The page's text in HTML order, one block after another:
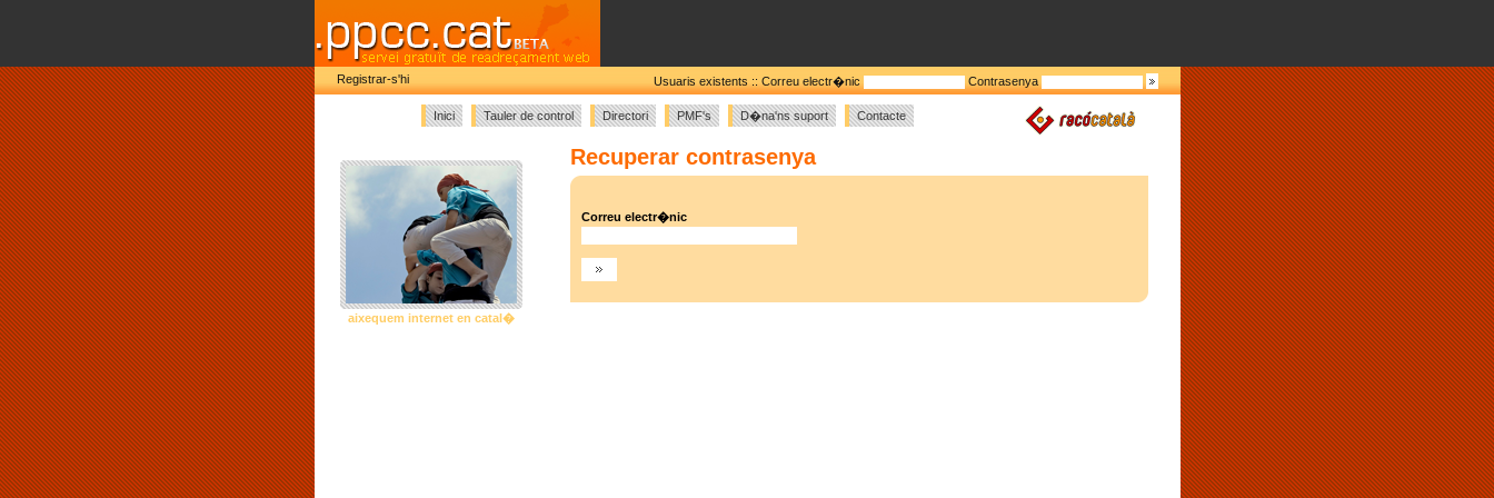
Registrar-s'hi Usuaris existents :: Correu electr�nic Contrasenya
Inici Tauler de control Directori PMF's D�na'ns suport Contacte
aixequem internet en catal�
Recuperar contrasenya
Correu electr�nic